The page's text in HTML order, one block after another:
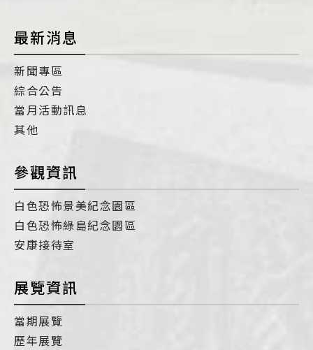
最新消息
新聞專區
綜合公告
當月活動訊息
其他
參觀資訊
白色恐怖景美紀念園區
白色恐怖綠島紀念園區
安康接待室
展覽資訊
當期展覽
歷年展覽